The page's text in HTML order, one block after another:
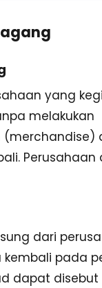
yang
dari
pada
dapat